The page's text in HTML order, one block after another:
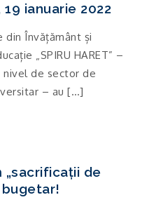
ianuarie 2022
din Învățământ și
„SPIRU HARET” –
de sector de
– au […]
de